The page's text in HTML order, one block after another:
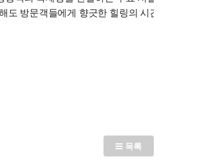
도 방문객들에게 향긋한 힐링의 시간을 선사할 예
목록